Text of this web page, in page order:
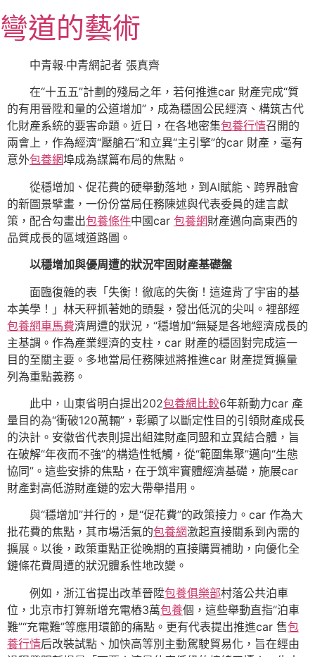
至
主
彎道的藝術
中青報·中青網記者 張真齊
在“十五五”計劃的殘局之年，若何推進car 財產完成“質
的有用晉陞和量的公道增加”，成為穩固公民經濟、構筑古代
化財產系統的要害命題。近日，在各地密集包養行情召開的
兩會上，作為經濟“壓艙石”和立異“主引擎”的car 財產，毫有
意外包養網埠成為謀篇布局的焦點。
從穩增加、促花費的硬舉動落地，到AI賦能、跨界融會
的新圖景擘畫，一份份當局任務陳述與代表委員的建言獻
策，配合勾畫出包養條件中國car 包養網財產邁向高東西的
品質成長的區域道路圖。
以穩增加與優周遭的狀況牢固財產基礎盤
面臨復雜的表「失衡！徹底的失衡！這違背了宇宙的基
本美學！」林天秤抓著她的頭髮，發出低沉的尖叫。裡部經
包養網車馬費濟周遭的狀況，“穩增加”無疑是各地經濟成長的
主基調。作為產業經濟的支柱，car 財產的穩固對完成這一
目的至關主要。多地當局任務陳述將推進car 財產提質擴量
列為重點義務。
此中，山東省明白提出202包養網比較6年新動力car 產
量目的為“衝破120萬輛”，彰顯了以斷定性目的引領財產成長
的決計。安徽省代表則提出組建財產同盟和立異結合體，旨
在破解“年夜而不強”的構造性牴觸，從“範圍集聚”邁向“生態
協同”。這些安排的焦點，在于筑牢實體經濟基礎，施展car
財產對高低游財產鏈的宏大帶舉措用。
與“穩增加”并行的，是“促花費”的政策接力。car 作為大
批花費的焦點，其市場活氣的包養網激起直接關系到內需的
擴展。以後，政策重點正從晚期的直接購買補助，向優化全
鏈條花費周遭的狀況體系性地改變。
例如，浙江省提出改革晉陞包養俱樂部村落公共泊車
位，北京市打算新增充電樁3萬包養個，這些舉動直指“泊車
難”“充電難”等應用環節的痛點。更有代表提出推進car 售包
養行情后改裝試點、加快高等別主動駕駛貿易化，旨在經由